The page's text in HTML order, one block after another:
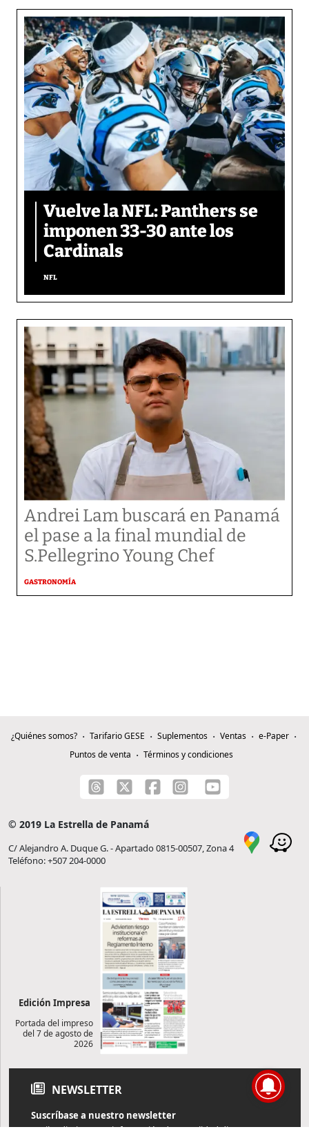
Vuelve la NFL: Panthers se
imponen 33-30 ante los
Cardinals
NFL
Andrei Lam buscará en Panamá
el pase a la final mundial de
S.Pellegrino Young Chef
GASTRONOMÍA
¿Quiénes somos? Tarifario GESE Suplementos Ventas
e-Paper
Puntos de venta
Términos y condiciones
© 2019 La Estrella de Panamá
C/ Alejandro A. Duque G. - Apartado 0815-00507, Zona 4
Teléfono: +507 204-0000
Edición Impresa
Portada del impreso
del 7 de agosto de
2026
NEWSLETTER
Suscríbase a nuestro newsletter
Reciba diariamente información de actualidad directamente en